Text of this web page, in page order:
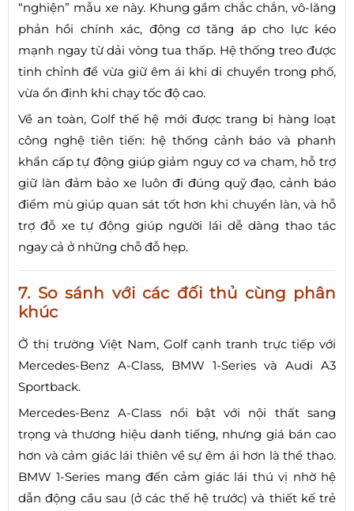
“nghiện” mẫu xe này. Khung gầm chắc chắn, vô-lăng
phản hồi chính xác, động cơ tăng áp cho lực kéo
mạnh ngay từ dải vòng tua thấp. Hệ thống treo được
tinh chỉnh để vừa giữ êm ái khi di chuyển trong phố,
vừa ổn định khi chạy tốc độ cao.
Về an toàn, Golf thế hệ mới được trang bị hàng loạt
công nghệ tiên tiến: hệ thống cảnh báo và phanh
khẩn cấp tự động giúp giảm nguy cơ va chạm, hỗ trợ
giữ làn đảm bảo xe luôn đi đúng quỹ đạo, cảnh báo
điểm mù giúp quan sát tốt hơn khi chuyển làn, và hỗ
trợ đỗ xe tự động giúp người lái dễ dàng thao tác
ngay cả ở những chỗ đỗ hẹp.
7. So sánh với các đối thủ cùng phân
khúc
Ở thị trường Việt Nam, Golf cạnh tranh trực tiếp với
Mercedes-Benz A-Class, BMW 1-Series và Audi A3
Sportback.
Mercedes-Benz A-Class nổi bật với nội thất sang
trọng và thương hiệu danh tiếng, nhưng giá bán cao
hơn và cảm giác lái thiên về sự êm ái hơn là thể thao.
BMW 1-Series mang đến cảm giác lái thú vị nhờ hệ
dẫn động cầu sau (ở các thế hệ trước) và thiết kế trẻ